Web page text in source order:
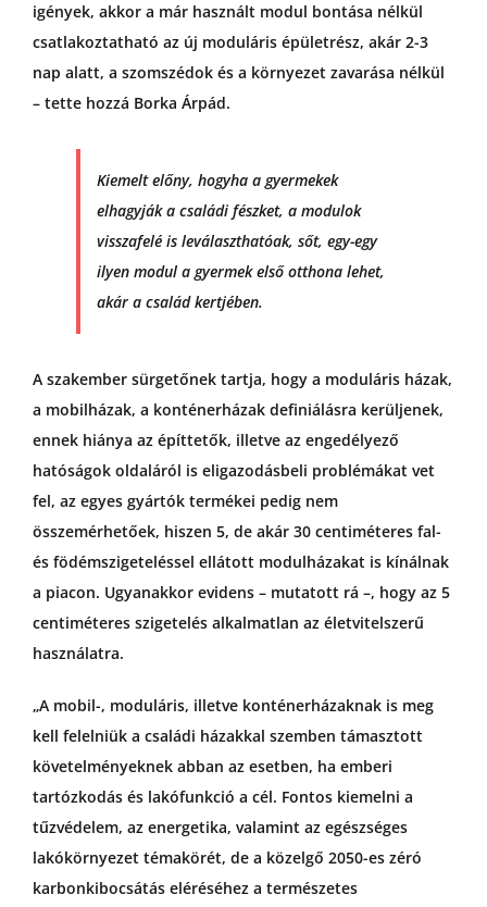
igények, akkor a már használt modul bontása nélkül
csatlakoztatható az új moduláris épületrész, akár 2-3
nap alatt, a szomszédok és a környezet zavarása nélkül
– tette hozzá Borka Árpád.
Kiemelt előny, hogyha a gyermekek
elhagyják a családi fészket, a modulok
visszafelé is leválaszthatóak, sőt, egy-egy
ilyen modul a gyermek első otthona lehet,
akár a család kertjében.
A szakember sürgetőnek tartja, hogy a moduláris házak,
a mobilházak, a konténerházak definiálásra kerüljenek,
ennek hiánya az építtetők, illetve az engedélyező
hatóságok oldaláról is eligazodásbeli problémákat vet
fel, az egyes gyártók termékei pedig nem
összemérhetőek, hiszen 5, de akár 30 centiméteres fal-
és födémszigeteléssel ellátott modulházakat is kínálnak
a piacon. Ugyanakkor evidens – mutatott rá –, hogy az 5
centiméteres szigetelés alkalmatlan az életvitelszerű
használatra.
„A mobil-, moduláris, illetve konténerházaknak is meg
kell felelniük a családi házakkal szemben támasztott
követelményeknek abban az esetben, ha emberi
tartózkodás és lakófunkció a cél. Fontos kiemelni a
tűzvédelem, az energetika, valamint az egészséges
lakókörnyezet témakörét, de a közelgő 2050-es zéró
karbonkibocsátás eléréséhez a természetes